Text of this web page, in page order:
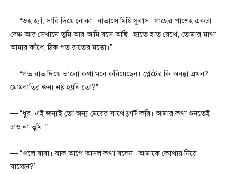
— “ওহ হ্যাঁ, সারি দিয়ে নৌকা। বাতাসে মিষ্টি সুবাস। গাছের পাশেই একটা
বেঞ্চ আর সেখানে তুমি আর আমি বসে আছি। হাতে হাত রেখে, তোমার মাথা
আমার কাঁধে, ঠিক গত রাতের মতো।”
— “গত রাত দিয়ে ভালো কথা মনে করিয়েছেন। প্লেটের কি অবস্থা এখন?
মোমবাতির জন্য নষ্ট হয়নি তো?”
— “ধুর, এই জন্যই তো অন্য মেয়ের সাথে ফ্লার্ট করি। আমার কথা শুনতেই
চাও না তুমি।”
— “ওলে বাবা। যাক আগে আসল কথা বলেন। আমাকে কোথায় নিয়ে
যাচ্ছেন?’